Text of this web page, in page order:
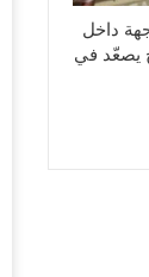
داخل
يصعّد في